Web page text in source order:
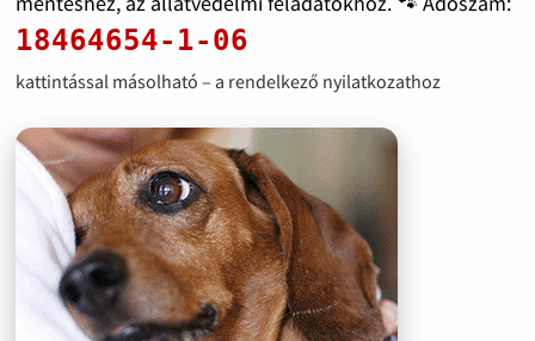
18464654-1-06
kattintással másolható – a rendelkező nyilatkozathoz